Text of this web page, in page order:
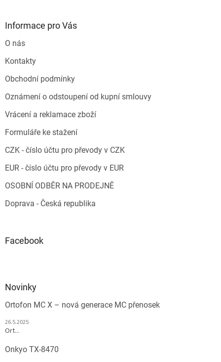
Informace pro Vás
O nás
Kontakty
Obchodní podmínky
Oznámení o odstoupení od kupní smlouvy
Vrácení a reklamace zboží
Formuláře ke stažení
CZK - číslo účtu pro převody v CZK
EUR - číslo účtu pro převody v EUR
OSOBNÍ ODBĚR NA PRODEJNĚ
Doprava - Česká republika
Facebook
Novinky
Ortofon MC X – nová generace MC přenosek
26.5.2025
Ort...
Onkyo TX-8470